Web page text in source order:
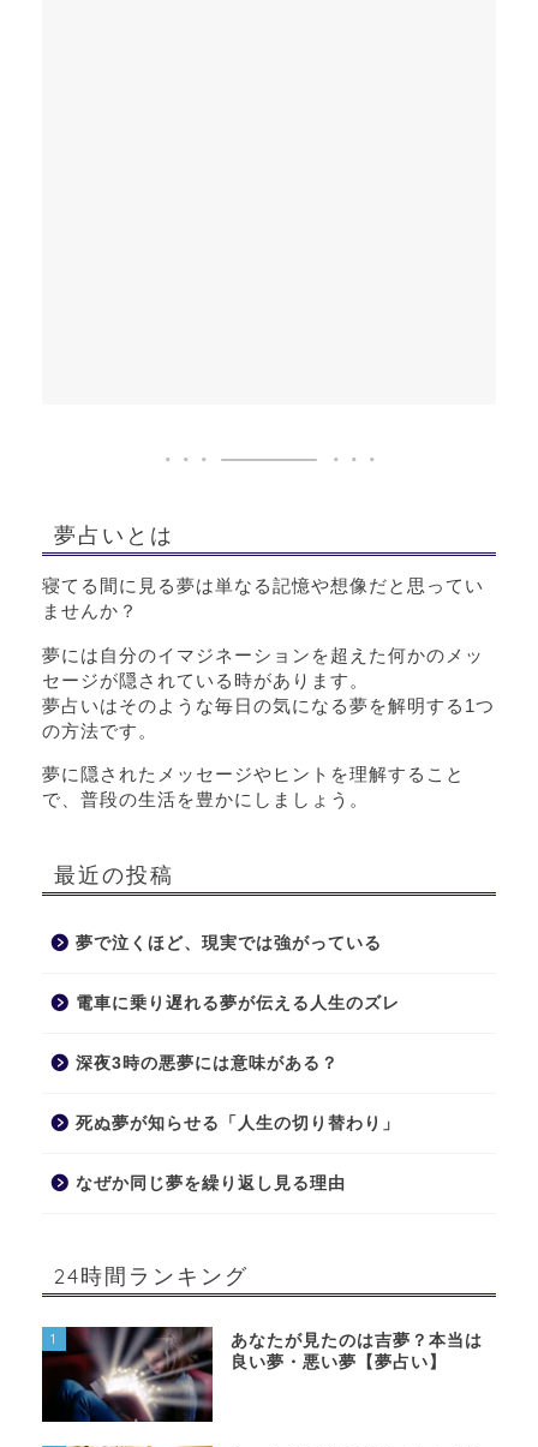
夢占いとは
寝てる間に見る夢は単なる記憶や想像だと思ってい
ませんか？
夢には自分のイマジネーションを超えた何かのメッ
セージが隠されている時があります。
夢占いはそのような毎日の気になる夢を解明する1つ
の方法です。
夢に隠されたメッセージやヒントを理解すること
で、普段の生活を豊かにしましょう。
最近の投稿
夢で泣くほど、現実では強がっている
電車に乗り遅れる夢が伝える人生のズレ
深夜3時の悪夢には意味がある？
死ぬ夢が知らせる「人生の切り替わり」
なぜか同じ夢を繰り返し見る理由
24時間ランキング
1
あなたが見たのは吉夢？本当は
良い夢・悪い夢【夢占い】